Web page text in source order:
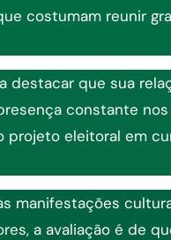
costumam reunir
destacar que sua
constante nos
projeto eleitoral em
manifestações
a avaliação é de